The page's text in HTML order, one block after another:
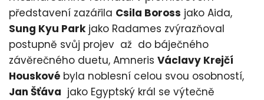
představení zazářila Csila Boross jako Aida,
Sung Kyu Parkjako Radames zvýrazňoval
postupně svůj projev až do báječného
závěrečného duetu, Amneris Václavy Krejčí
Houskové byla noblesní celou svou osobností,
Jan Šťáva jako Egyptský král se výtečně